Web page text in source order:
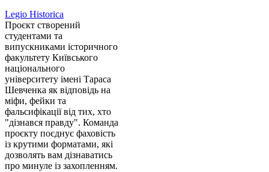
Legio Historica
Проєкт створений
студентами та
випускниками історичного
факультету Київського
національного
університету імені Тараса
Шевченка як відповідь на
міфи, фейки та
фальсифікації від тих, хто
"дізнався правду". Команда
проєкту поєднує фаховість
із крутими форматами, які
дозволять вам дізнаватись
про минуле із захопленням.